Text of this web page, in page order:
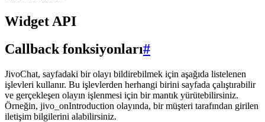
Widget API
Callback fonksiyonları#
JivoChat, sayfadaki bir olayı bildirebilmek için aşağıda listelenen
işlevleri kullanır. Bu işlevlerden herhangi birini sayfada çalıştırabilir
ve gerçekleşen olayın işlenmesi için bir mantık yürütebilirsiniz.
Örneğin, jivo_onIntroduction olayında, bir müşteri tarafından girilen
iletişim bilgilerini alabilirsiniz.